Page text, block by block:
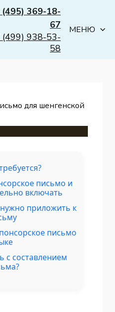
(495) 369-18-
67
(499) 938-53-
58
МЕНЮ
для шенгенской
письмо и
включать
приложить к
письмо
с составлением